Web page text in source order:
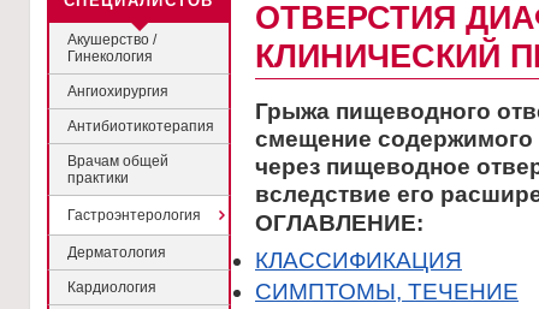
Акушерство /
Гинекология
Ангиохирургия
Антибиотикотерапия
Врачам общей
практики
Гастроэнтерология
Дерматология
Кардиология
ОТВЕРСТИЯ
КЛИНИЧЕСКИЙ
Грыжа пищеводного
смещение
через пищеводное
вследствие его
ОГЛАВЛЕНИЕ:
КЛАССИФИКАЦИЯ
CИМПТОМЫ, ТЕЧЕНИЕ